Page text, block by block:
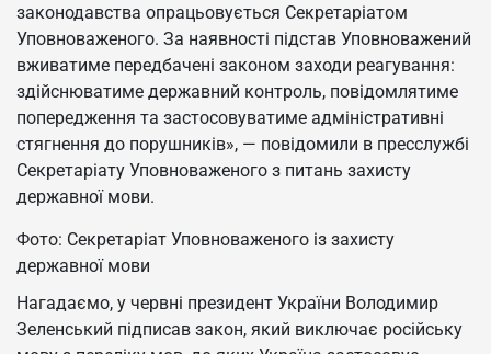
законодавства опрацьовується Секретаріатом
Уповноваженого. За наявності підстав Уповноважений
вживатиме передбачені законом заходи реагування:
здійснюватиме державний контроль, повідомлятиме
попередження та застосовуватиме адміністративні
стягнення до порушників», — повідомили в пресслужбі
Секретаріату Уповноваженого з питань захисту
державної мови.
Фото: Секретаріат Уповноваженого із захисту
державної мови
Нагадаємо, у червні президент України Володимир
Зеленський підписав закон, який виключає російську